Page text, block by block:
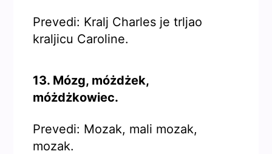
Prevedi: Kralj Charles je trljao
kraljicu Caroline.
13. Mózg, móżdżek,
móżdżkowiec.
Prevedi: Mozak, mali mozak,
mozak.